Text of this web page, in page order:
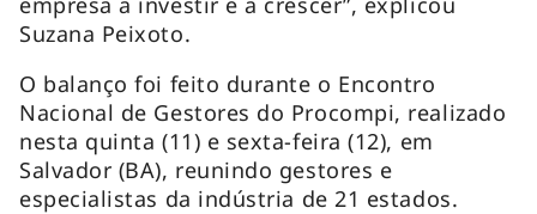
Suzana Peixoto.
O balanço foi feito durante o Encontro
Nacional de Gestores do Procompi, realizado
nesta quinta (11) e sexta-feira (12), em
Salvador (BA), reunindo gestores e
especialistas da indústria de 21 estados.